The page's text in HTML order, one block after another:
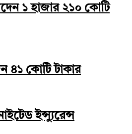
১ হাজার ২১০ কোটি
৪১ কোটি টাকার
ইন্স্যুরেন্স